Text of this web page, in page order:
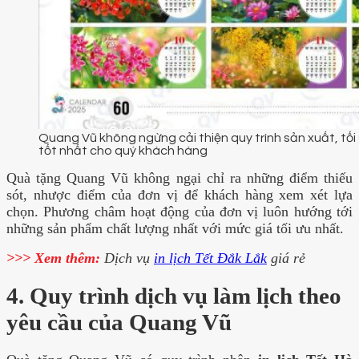
Quang Vũ không ngừng cải thiện quy trình sản xuất,
tốt nhất cho quý khách hàng
Quà tặng Quang Vũ không ngại chỉ ra những điểm thiếu
sót, nhược điểm của đơn vị để khách hàng xem xét lựa
chọn. Phương châm hoạt động của đơn vị luôn hướng tới
những sản phẩm chất lượng nhất với mức giá tối ưu nhất.
>>> Xem thêm: Dịch vụ in lịch Tết Đắk Lắk giá rẻ
4. Quy trình dịch vụ làm lịch theo
yêu cầu của Quang Vũ